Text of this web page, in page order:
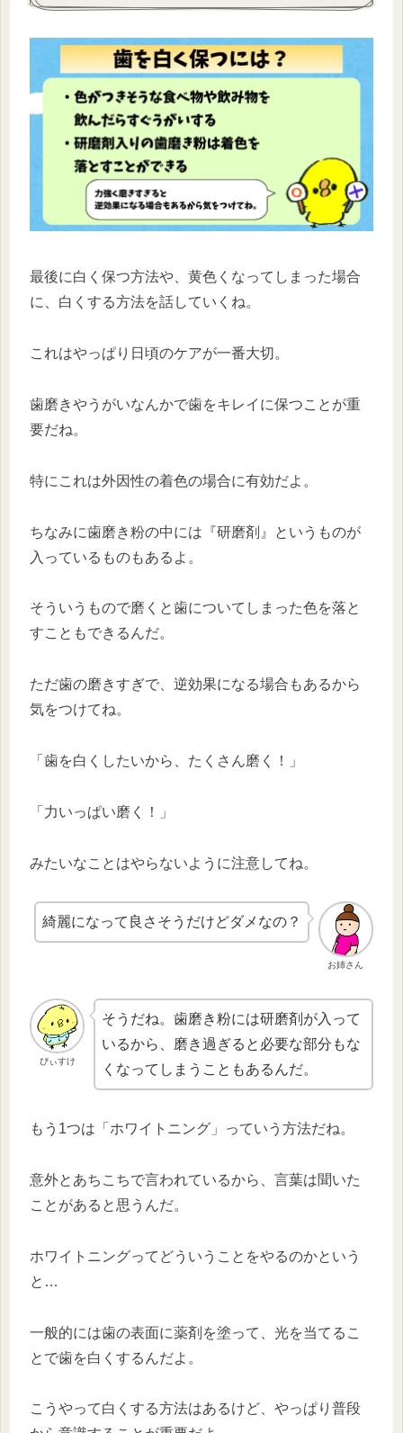
最後に白く保つ方法や、黄色くなってしまった場合
に、白くする方法を話していくね。
これはやっぱり日頃のケアが一番大切。
歯磨きやうがいなんかで歯をキレイに保つことが重
要だね。
特にこれは外因性の着色の場合に有効だよ。
ちなみに歯磨き粉の中には『研磨剤』というものが
入っているものもあるよ。
そういうもので磨くと歯についてしまった色を落と
すこともできるんだ。
ただ歯の磨きすぎで、逆効果になる場合もあるから
気をつけてね。
「歯を白くしたいから、たくさん磨く！」
「力いっぱい磨く！」
みたいなことはやらないように注意してね。
お姉さん
綺麗になって良さそうだけどダメなの？
ぴぃすけ
そうだね。歯磨き粉には研磨剤が入って
いるから、磨き過ぎると必要な部分もな
くなってしまうこともあるんだ。
もう1つは「ホワイトニング」っていう方法だね。
意外とあちこちで言われているから、言葉は聞いた
ことがあると思うんだ。
ホワイトニングってどういうことをやるのかという
と…
一般的には歯の表面に薬剤を塗って、光を当てるこ
とで歯を白くするんだよ。
こうやって白くする方法はあるけど、やっぱり普段